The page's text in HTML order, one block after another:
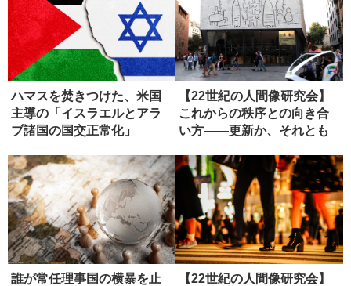
ハマスを焚きつけた、米国
主導の「イスラエルとアラ
ブ諸国の国交正常化」
【22世紀の人間像研究会】
これからの秩序との向き合
い方――更新か、それとも
誰が常任理事国の横暴を止
【22世紀の人間像研究会】